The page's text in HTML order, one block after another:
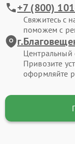
+7 (800)
Свяжитесь с
поможем с
Центральный
Привозите
оформляйте